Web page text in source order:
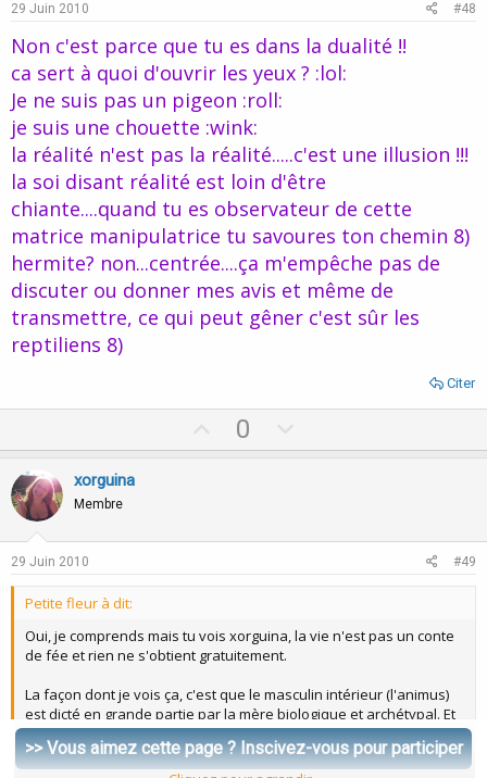
t
e
29 Juin 2010 #48
Non c'est parce que tu es dans la dualité !!
ca sert à quoi d'ouvrir les yeux ? :lol:
Je ne suis pas un pigeon :roll:
je suis une chouette :wink:
la réalité n'est pas la réalité.....c'est une illusion !!!
la soi disant réalité est loin d'être
chiante....quand tu es observateur de cette
matrice manipulatrice tu savoures ton chemin 8)
hermite? non...centrée....ça m'empêche pas de
discuter ou donner mes avis et même de
transmettre, ce qui peut gêner c'est sûr les
reptiliens 8)
Citer
p
0
o
xorguina
Membre
29 Juin 2010 #49
Petite fleur à dit:
Oui, je comprends mais tu vois xorguina, la vie n'est pas un conte
de fée et rien ne s'obtient gratuitement.
La façon dont je vois ça, c'est que le masculin intérieur (l'animus)
est dicté en grande partie par la mère biologique et archétypal. Et
c'est pour cette raison que ce "double" sera toujours en
résonnance avec ce que tu porte en toi, tes blessures d'enfance,
et ce que ta mère t'a laissé en héritage. Cette rencontre
>> Vous aimez cette page ? Inscivez-vous pour participer